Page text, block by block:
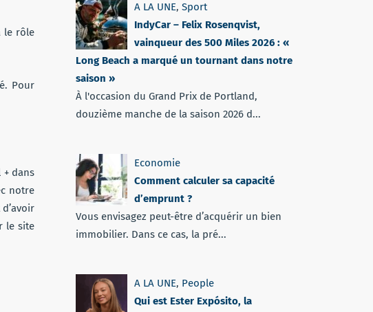
le rôle
Pour
+ dans
notre
le site
A LA UNE, Sport
IndyCar – Felix Rosenqvist,
vainqueur des 500 Miles 2026 : «
Long Beach a marqué un tournant dans notre
saison »
À l'occasion du Grand Prix de Portland,
douzième manche de la saison 2026 d...
Economie
Comment calculer sa capacité
d’emprunt ?
Vous envisagez peut-être d’acquérir un bien
immobilier. Dans ce cas, la pré...
A LA UNE, People
Qui est Ester Expósito, la